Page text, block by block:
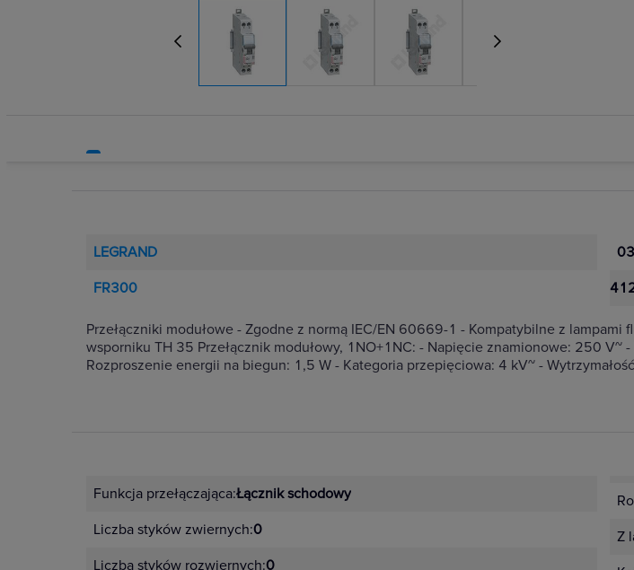
LEGRAND
FR300
Przełączniki modułowe - Zgodne z normą IEC/EN 60669-1 - Kompatybilne z
wsporniku TH 35 Przełącznik modułowy, 1NO+1NC: - Napięcie znamionowe: 250
Rozproszenie energii na biegun: 1,5 W - Kategoria przepięciowa: 4 kV~ -
Funkcja przełączająca:Łącznik schodowy
Liczba styków zwiernych:0
Liczba styków rozwiernych:0
Z